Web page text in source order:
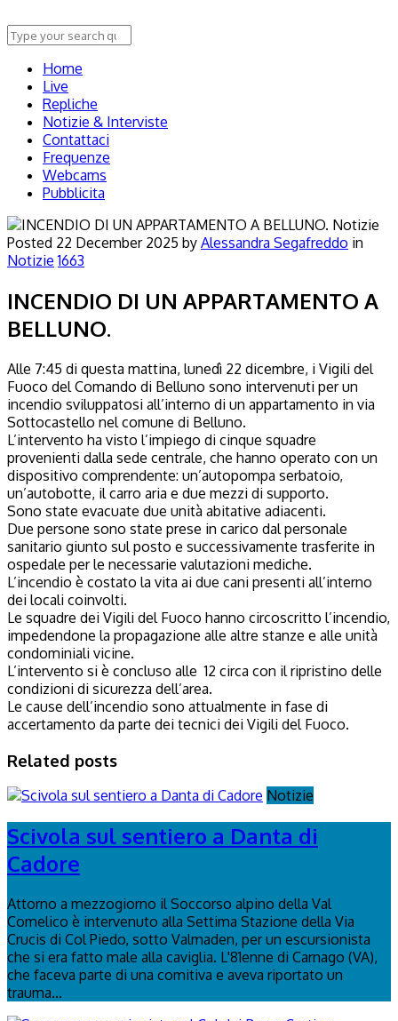
Home
Live
Repliche
Notizie & Interviste
Contattaci
Frequenze
Webcams
Pubblicita
Notizie
Posted 22 December 2025 by Alessandra Segafreddo in
Notizie 1663
INCENDIO DI UN APPARTAMENTO A
BELLUNO.
Alle 7:45 di questa mattina, lunedì 22 dicembre, i Vigili del
Fuoco del Comando di Belluno sono intervenuti per un
incendio sviluppatosi all’interno di un appartamento in via
Sottocastello nel comune di Belluno.
L’intervento ha visto l’impiego di cinque squadre
provenienti dalla sede centrale, che hanno operato con un
dispositivo comprendente: un’autopompa serbatoio,
un’autobotte, il carro aria e due mezzi di supporto.
Sono state evacuate due unità abitative adiacenti.
Due persone sono state prese in carico dal personale
sanitario giunto sul posto e successivamente trasferite in
ospedale per le necessarie valutazioni mediche.
L’incendio è costato la vita ai due cani presenti all’interno
dei locali coinvolti.
Le squadre dei Vigili del Fuoco hanno circoscritto l’incendio,
impedendone la propagazione alle altre stanze e alle unità
condominiali vicine.
L’intervento si è concluso alle 12 circa con il ripristino delle
condizioni di sicurezza dell’area.
Le cause dell’incendio sono attualmente in fase di
accertamento da parte dei tecnici dei Vigili del Fuoco.
Related posts
Notizie
Scivola sul sentiero a Danta di
Cadore
Attorno a mezzogiorno il Soccorso alpino della Val
Comelico è intervenuto alla Settima Stazione della Via
Crucis di Col Piedo, sotto Valmaden, per un escursionista
che si era fatto male alla caviglia. L'81enne di Carnago (VA),
che faceva parte di una comitiva e aveva riportato un
trauma...